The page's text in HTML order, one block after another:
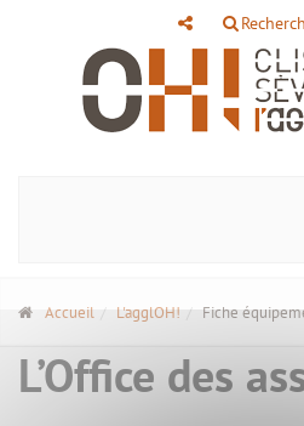
Accueil L'agglOH! Fiche
L’Office des
Panneau de gestion des cookies